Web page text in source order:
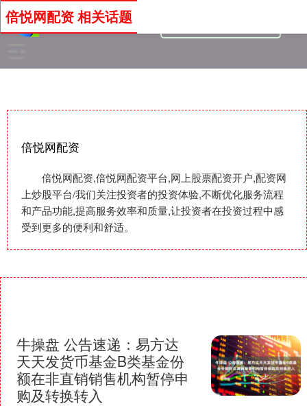
倍悦网配资
倍悦网配资,倍悦网配资平台,网上股票配资开户,配资网
上炒股平台/我们关注投资者的投资体验,不断优化服务流程
和产品功能,提高服务效率和质量,让投资者在投资过程中感
受到更多的便利和舒适。
倍悦网配资 相关话题
牛操盘 公告速递：易方达
天天发货币基金B类基金份
额在非直销销售机构暂停申
购及转换转入